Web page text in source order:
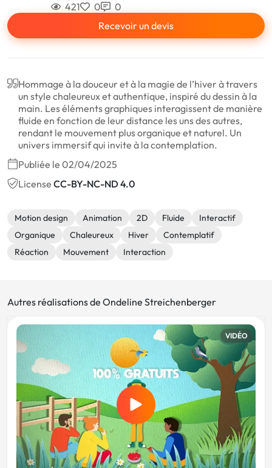
421 0
0
Recevoir un devis
Hommage à la douceur et à la magie de l’hiver à travers
un style chaleureux et authentique, inspiré du dessin à la
main. Les éléments graphiques interagissent de manière
fluide en fonction de leur distance les uns des autres,
rendant le mouvement plus organique et naturel. Un
univers immersif qui invite à la contemplation.
Publiée le 02/04/2025
License CC-BY-NC-ND 4.0
Motion design Animation 2D Fluide
Interactif
Organique
Chaleureux Hiver
Contemplatif
Réaction
Mouvement Interaction
Autres réalisations de Ondeline Streichenberger
VIDÉO